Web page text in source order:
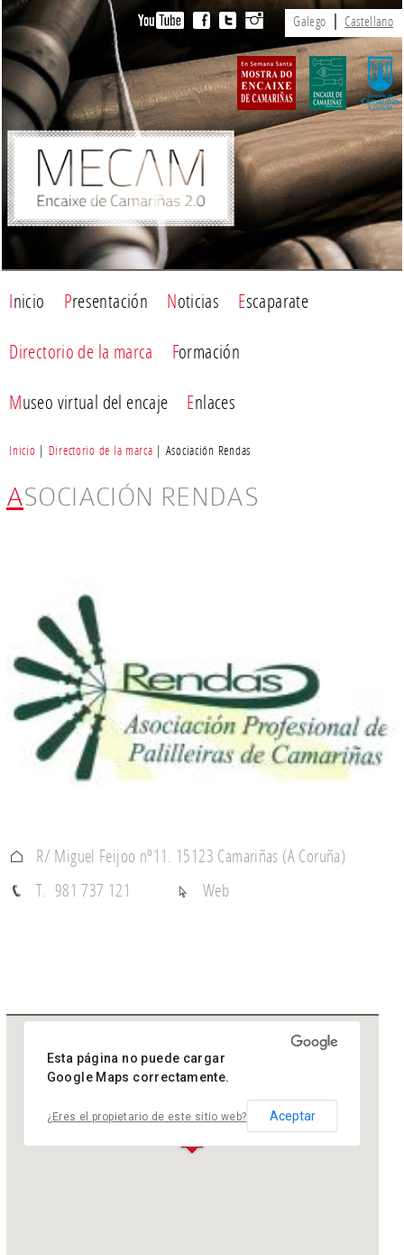
Galego Castellano
Inicio Presentación Noticias Escaparate
Directorio de la marca Formación
Museo virtual del encaje Enlaces
Inicio Directorio de la marca | Asociación Rendas
ASOCIACIÓN RENDAS
R/ Miguel Feijoo nº11. 15123 Camariñas (A Coruña)
T. 981 737 121
Web
Esta página no puede cargar
Google Maps correctamente.
¿Eres el propietario de este sitio web? Aceptar